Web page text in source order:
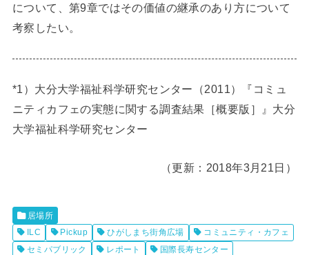
について、第9章ではその価値の継承のあり方について
考察したい。
*1）大分大学福祉科学研究センター（2011）『コミュ
ニティカフェの実態に関する調査結果［概要版］』大分
大学福祉科学研究センター
（更新：2018年3月21日）
居場所
ILC
Pickup ひがしまち街角広場
コミュニティ・カフェ
セミパブリック
レポート
国際長寿センター